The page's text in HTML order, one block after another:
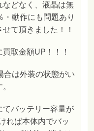
などなく、液晶は無
動作にも問題あり
て頂きました！！
取金額UP！！！
は外装の状態がい
バッテリー容量が
れば本体内でバッ